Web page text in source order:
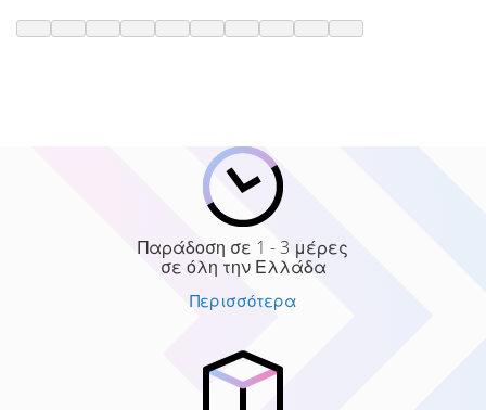
Παράδοση σε 1 - 3 μέρες
σε όλη την Ελλάδα
Περισσότερα